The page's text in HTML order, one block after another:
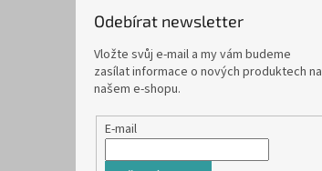
Odebírat newsletter
Vložte svůj e-mail a my vám budeme
zasílat informace o nových produktech na
našem e-shopu.
E-mail